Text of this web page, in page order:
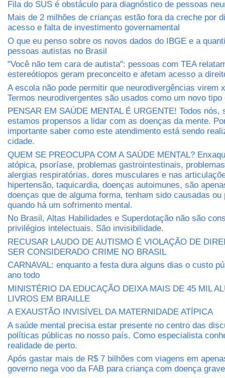
Fila do SUS é obstáculo para diagnóstico de pessoas
Mais de 2 milhões de crianças estão fora da creche por
acesso e falta de investimento governamental
O que eu penso sobre os novos dados do IBGE e a
pessoas autistas no Brasil
"Você não tem cara de autista": pessoas com TEA
estereótiopos geram preconceito e afetam acesso a
A escola não pode permitir que neurodivergências virem
Termos neurodivergentes são usados como um novo tipo
PENSAR EM SAÚDE MENTAL É URGENTE! Todos nós,
estamos propensos a lidar com as doenças da mente.
importante saber como este atendimento está sendo
cidade.
QUEM SE PREOCUPA COM A SAÚDE MENTAL?
atópica, psoríase, problemas gastrointestinais,
alergias respiratórias, dores musculares e nas
hipertensão, taquicardia, doenças autoimunes, são
doenças que de alguma forma, tenham sido causadas ou
quando há um sofrimento mental.
No Brasil, Altas Habilidades e Superdotação não são
privilégios intelectuais. São invisibilidade.
RECUSAR LAUDO DE AUTISMO É VIOLAÇÃO DE
SER CONSIDERADO CRIME NO BRASIL
CARNAVAL: enquanto a festa dura alguns dias o custo
ano todo
MINISTÉRIO DA EDUCAÇÃO DEIXA MAIS DE 45 MIL
LIVROS EM BRAILLE
A EXAUSTÃO INVISÍVEL DA MATERNIDADE ATÍPICA
A saúde mental precisa estar presente no centro das
políticas públicas no nosso país. Como especialista
realidade de perto.
Após gastar mais de R$ 7 bilhões com viagens em
governo nega voo da FAB para criança com doença grave